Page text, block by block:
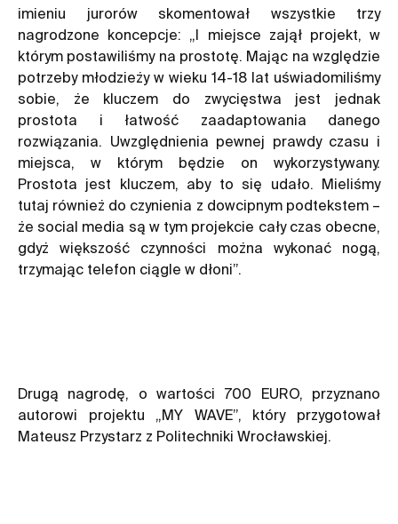
imieniu jurorów skomentował wszystkie trzy
nagrodzone koncepcje: „I miejsce zajął projekt, w
którym postawiliśmy na prostotę. Mając na względzie
potrzeby młodzieży w wieku 14-18 lat uświadomiliśmy
sobie, że kluczem do zwycięstwa jest jednak
prostota i łatwość zaadaptowania danego
rozwiązania. Uwzględnienia pewnej prawdy czasu i
miejsca, w którym będzie on wykorzystywany.
Prostota jest kluczem, aby to się udało. Mieliśmy
tutaj również do czynienia z dowcipnym podtekstem –
że social media są w tym projekcie cały czas obecne,
gdyż większość czynności można wykonać nogą,
trzymając telefon ciągle w dłoni”.
Drugą nagrodę, o wartości 700 EURO, przyznano
autorowi projektu „MY WAVE”, który przygotował
Mateusz Przystarz z Politechniki Wrocławskiej.